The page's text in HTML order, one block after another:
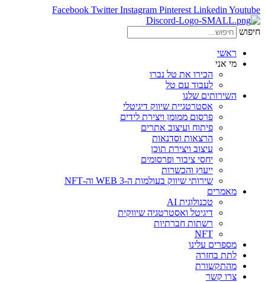
Facebook Twitter Instagram Pinterest Linkedin Youtube
חיפוש
ראשי
מי אני
הכירו את טל נברו
לעבוד עם טל
השירותים שלנו
אסטרטגיית שיווק דיגיטלי
פרסום ממומן ויצירת לידים
פיתוח ועיצוב אתרים
הרצאות וסדנאות
עיצוב ויצירת תוכן
יחסי ציבור ופרסומים
ייעוץ והכשרות
שירותי שיווק בעולמות ה-WEB 3 וה-NFT
מאמרים
טכנולוגית AI
דיגיטל ואסטרטגיה שיווקית
רשתות חברתיות
NFT
מספרים עלינו
לתת בחזרה
מהתקשורת
צרו קשר